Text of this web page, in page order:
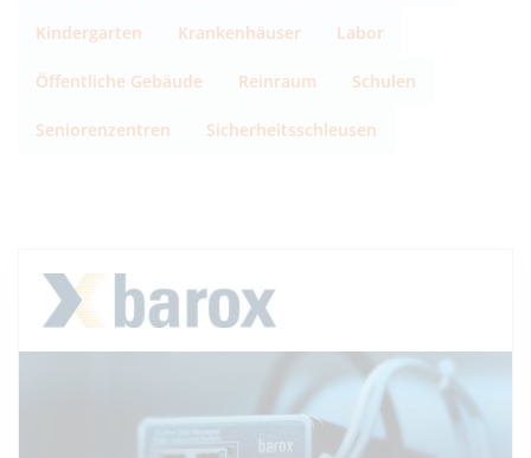
Kindergarten Krankenhäuser Labor
Öffentliche Gebäude Reinraum Schulen
Seniorenzentren Sicherheitsschleusen